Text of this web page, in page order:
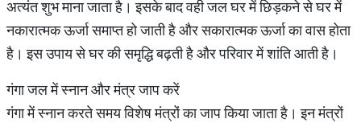
अत्यंत शुभ माना जाता है। इसके बाद वही जल घर में छिड़कने से घर में
नकारात्मक ऊर्जा समाप्त हो जाती है और सकारात्मक ऊर्जा का वास होता
है। इस उपाय से घर की समृद्धि बढ़ती है और परिवार में शांति आती है।
गंगा जल में स्नान और मंत्र जाप करें
गंगा में स्नान करते समय विशेष मंत्रों का जाप किया जाता है। इन मंत्रों